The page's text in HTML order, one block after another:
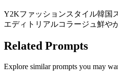
Y2Kファッションスタイル韓国
エディトリアルコラージュ 鮮や
Related Prompts
Explore similar prompts you may